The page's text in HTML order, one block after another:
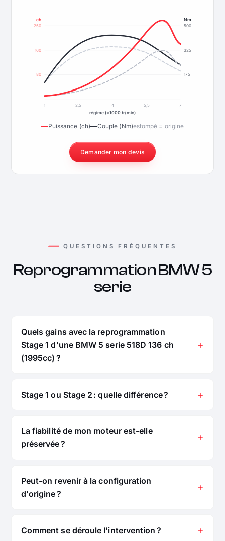
80
160
250
175
325
500
ch Nm
1 2,5 4 5,5
7
régime (×1000 tr/min)
Puissance (ch) Couple (Nm)estompé = origine
Demander mon devis
QUESTIONS FRÉQUENTES
Reprogrammation BMW 5
serie
Quels gains avec la reprogrammation
Stage 1 d'une BMW 5 serie 518D 136 ch
(1995cc) ?
Stage 1 ou Stage 2 : quelle différence ?
La fiabilité de mon moteur est-elle
préservée ?
Peut-on revenir à la configuration
d'origine ?
Comment se déroule l'intervention ?